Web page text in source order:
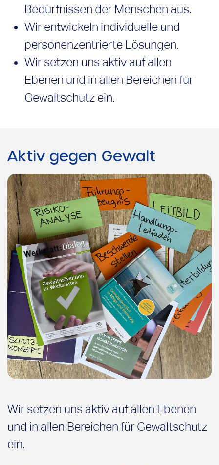
Bedürfnissen der Menschen aus.
Wir entwickeln individuelle und
personenzentrierte Lösungen.
Wir setzen uns aktiv auf allen
Ebenen und in allen Bereichen für
Gewaltschutz ein.
Aktiv gegen Gewalt
Wir setzen uns aktiv auf allen Ebenen
und in allen Bereichen für Gewaltschutz
ein.